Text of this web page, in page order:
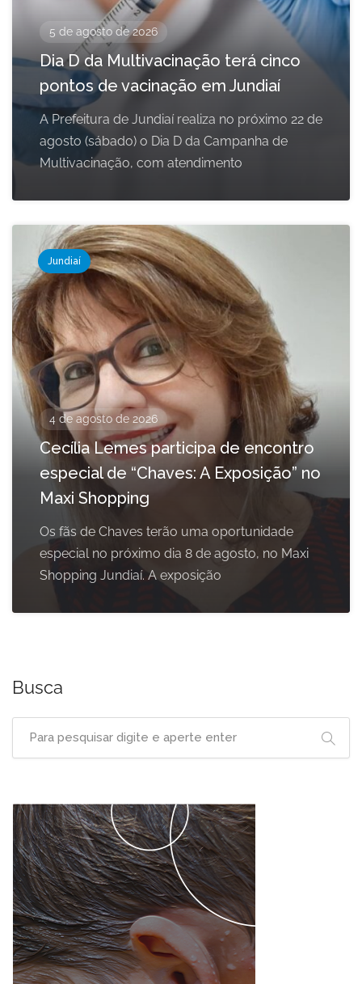
5 de agosto de 2026
Dia D da Multivacinação terá cinco
pontos de vacinação em Jundiaí
A Prefeitura de Jundiaí realiza no próximo 22 de
agosto (sábado) o Dia D da Campanha de
Multivacinação, com atendimento
Jundiaí
4 de agosto de 2026
Cecília Lemes participa de encontro
especial de “Chaves: A Exposição” no
Maxi Shopping
Os fãs de Chaves terão uma oportunidade
especial no próximo dia 8 de agosto, no Maxi
Shopping Jundiaí. A exposição
Busca